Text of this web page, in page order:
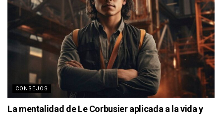
CONSEJOS
La mentalidad de Le Corbusier aplicada a la vida y